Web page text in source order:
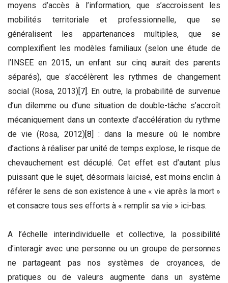
moyens d’accès à l’information, que s’accroissent les
mobilités territoriale et professionnelle, que se
généralisent les appartenances multiples, que se
complexifient les modèles familiaux (selon une étude de
l’INSEE en 2015, un enfant sur cinq aurait des parents
séparés), que s’accélèrent les rythmes de changement
social (Rosa, 2013)[7] . En outre, la probabilité de survenue
d’un dilemme ou d’une situation de double-tâche s’accroît
mécaniquement dans un contexte d’accélération du rythme
de vie (Rosa, 2012)[8]
: dans la mesure où le nombre
d’actions à réaliser par unité de temps explose, le risque de
chevauchement est décuplé. Cet effet est d’autant plus
puissant que le sujet, désormais laïcisé, est moins enclin à
référer le sens de son existence à une « vie après la mort »
et consacre tous ses efforts à « remplir sa vie » ici-bas.
A l’échelle interindividuelle et collective, la possibilité
d’interagir avec une personne ou un groupe de personnes
ne partageant pas nos systèmes de croyances, de
pratiques ou de valeurs augmente dans un système